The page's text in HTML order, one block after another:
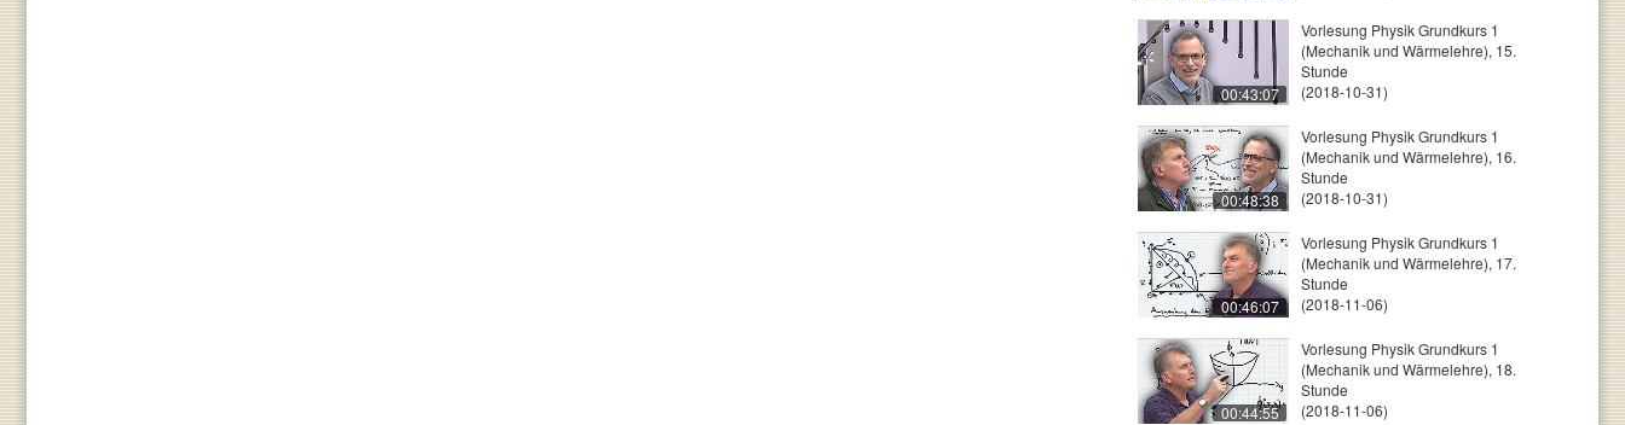
00:43:07
Vorlesung Physik Grundkurs 1
(Mechanik und Wärmelehre), 15.
Stunde
(2018-10-31)
00:48:38
Vorlesung Physik Grundkurs 1
(Mechanik und Wärmelehre), 16.
Stunde
(2018-10-31)
00:46:07
Vorlesung Physik Grundkurs 1
(Mechanik und Wärmelehre), 17.
Stunde
(2018-11-06)
00:44:55
Vorlesung Physik Grundkurs 1
(Mechanik und Wärmelehre), 18.
Stunde
(2018-11-06)